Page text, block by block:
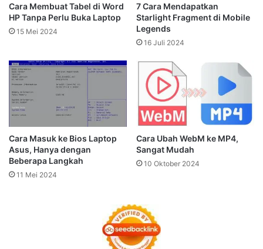
Cara Membuat Tabel di Word
HP Tanpa Perlu Buka Laptop
15 Mei 2024
7 Cara Mendapatkan
Starlight Fragment di Mobile
Legends
16 Juli 2024
Cara Masuk ke Bios Laptop
Asus, Hanya dengan
Beberapa Langkah
11 Mei 2024
Cara Ubah WebM ke MP4,
Sangat Mudah
10 Oktober 2024